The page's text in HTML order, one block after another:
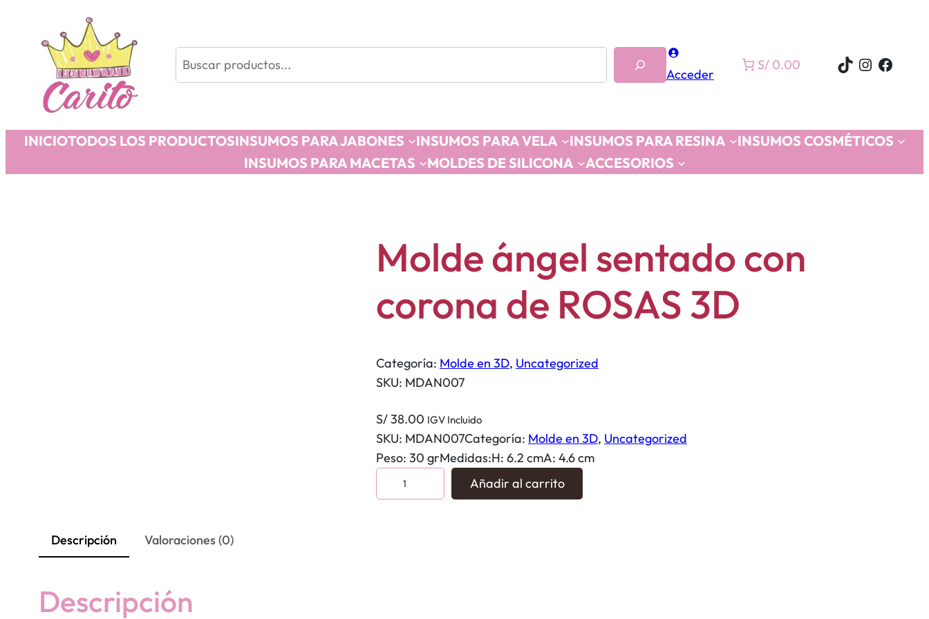
Acceder
S/ 0.00 TikTok
INICIOTODOS LOS PRODUCTOSINSUMOS PARA JABONES INSUMOS PARA VELA INSUMOS PARA RESINA
INSUMOS COSMÉTICOS
INSUMOS PARA MACETAS
MOLDES DE SILICONA ACCESORIOS
Molde ángel sentado con
corona de ROSAS 3D
Categoría: Molde en 3D, Uncategorized
SKU: MDAN007
S/38.00 IGV Incluido
SKU: MDAN007Categoría: Molde en 3D, Uncategorized
Peso: 30 grMedidas:H: 6.2 cmA: 4.6 cm
o
Añadir al carrito
Descripción Valoraciones (0)
Descripción